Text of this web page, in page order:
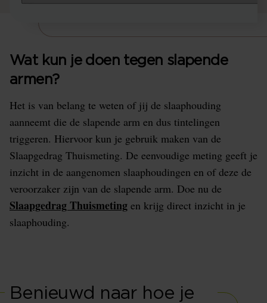
Wat kun je doen tegen slapende
armen?
Het is van belang te weten of jij de slaaphouding
aanneemt die de slapende arm en dus tintelingen
triggeren. Hiervoor kun je gebruik maken van de
Slaapgedrag Thuismeting. De eenvoudige meting geeft je
inzicht in de aangenomen slaaphoudingen en of deze de
veroorzaker zijn van de slapende arm. Doe nu de
Slaapgedrag Thuismeting en krijg direct inzicht in je
slaaphouding.
Benieuwd naar hoe je